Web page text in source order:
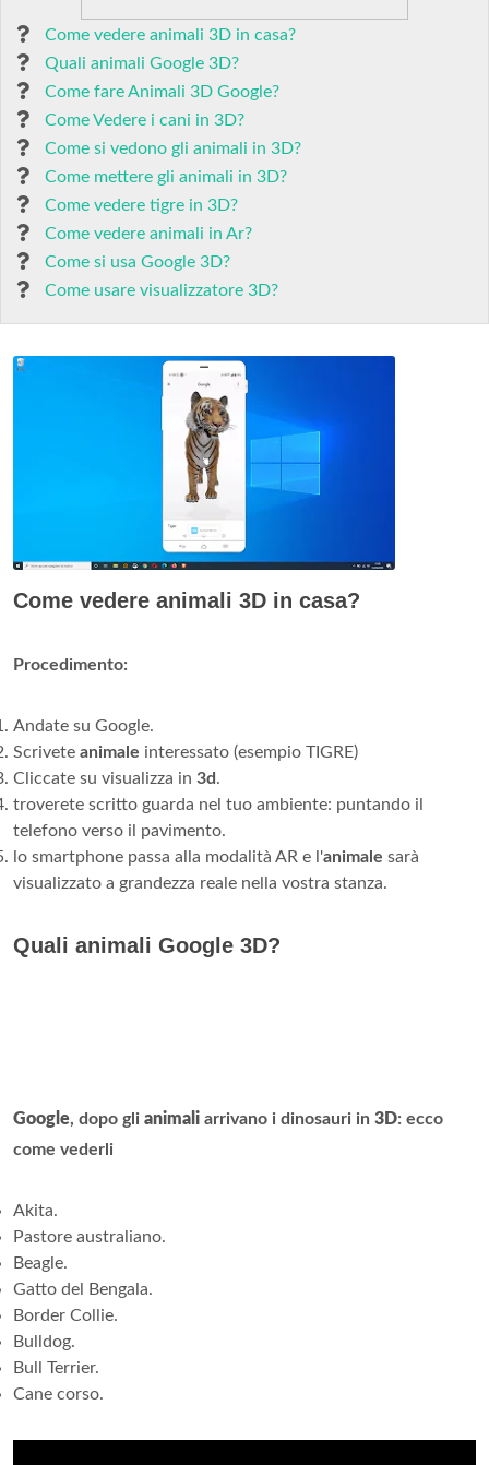
Come vedere animali 3D in casa?
Quali animali Google 3D?
Come fare Animali 3D Google?
Come Vedere i cani in 3D?
Come si vedono gli animali in 3D?
Come mettere gli animali in 3D?
Come vedere tigre in 3D?
Come vedere animali in Ar?
Come si usa Google 3D?
Come usare visualizzatore 3D?
Come vedere animali 3D in casa?
Procedimento:
Andate su Google.
Scrivete animale interessato (esempio TIGRE)
Cliccate su visualizza in 3d.
troverete scritto guarda nel tuo ambiente: puntando il
telefono verso il pavimento.
lo smartphone passa alla modalità AR e l'animale sarà
visualizzato a grandezza reale nella vostra stanza.
Quali animali Google 3D?
Google, dopo gli animali arrivano i dinosauri in 3D: ecco
come vederli
Akita.
Pastore australiano.
Beagle.
Gatto del Bengala.
Border Collie.
Bulldog.
Bull Terrier.
Cane corso.